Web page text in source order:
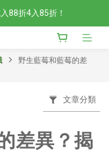
88折4入85折！
88折4入85折！
醬！滿越多送越多
享有120元購物金！
野生藍莓和藍莓的差
文章分類
差異？揭